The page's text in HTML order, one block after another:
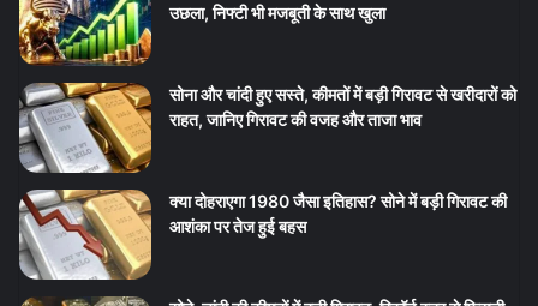
उछला, निफ्टी भी मजबूती के साथ खुला
सोना और चांदी हुए सस्ते, कीमतों में बड़ी गिरावट से खरीदारों को
राहत, जानिए गिरावट की वजह और ताजा भाव
क्या दोहराएगा 1980 जैसा इतिहास? सोने में बड़ी गिरावट की
आशंका पर तेज हुई बहस